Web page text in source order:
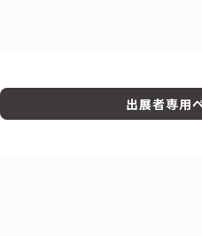
出展者専用